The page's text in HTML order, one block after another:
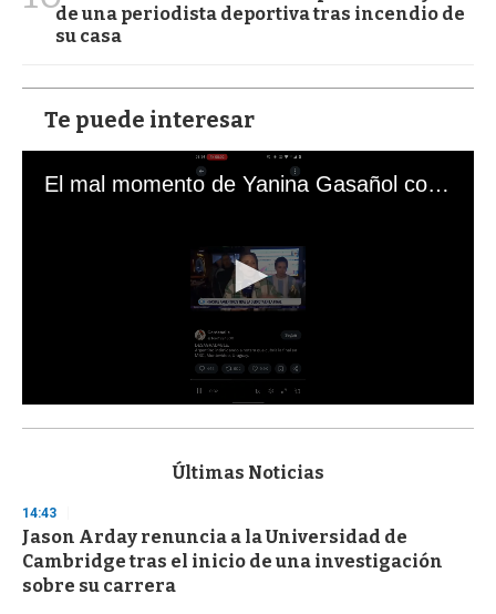
de una periodista deportiva tras incendio de
su casa
Te puede interesar
El mal momento de Yanina Gasañol con un hincha argentino en "Subrayado"
s
d
s
o
f
3
Últimas Noticias
14:43
Jason Arday renuncia a la Universidad de
Cambridge tras el inicio de una investigación
sobre su carrera